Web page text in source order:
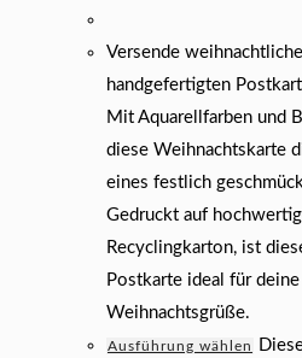
Versende
handgefertigten
Mit Aquarellfarben und
diese Weihnachtskarte
eines festlich
Gedruckt auf
Recyclingkarton, ist
Postkarte ideal für
Weihnachtsgrüße.
Ausführung wählen